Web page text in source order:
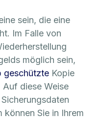
sein, die eine
Im Falle von
möglich sein,
geschützte Kopie
Auf diese Weise
Sie in Ihrem